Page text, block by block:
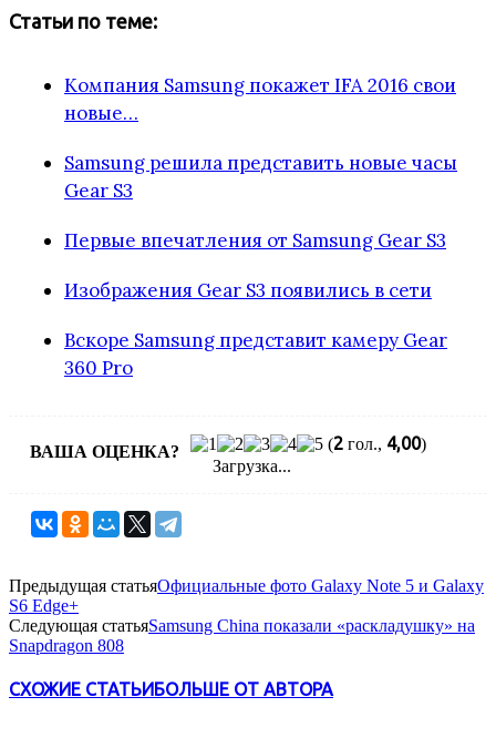
Статьи по теме:
Компания Samsung покажет IFA 2016 свои
новые…
Samsung решила представить новые часы
Gear S3
Первые впечатления от Samsung Gear S3
Изображения Gear S3 появились в сети
Вскоре Samsung представит камеру Gear
360 Pro
ВАША ОЦЕНКА? (2 гол., 4,00)
Загрузка...
Предыдущая статьяОфициальные фото Galaxy Note 5 и Galaxy
S6 Edge+
Следующая статьяSamsung China показали «раскладушку» на
Snapdragon 808
СХОЖИЕ СТАТЬИБОЛЬШЕ ОТ АВТОРА